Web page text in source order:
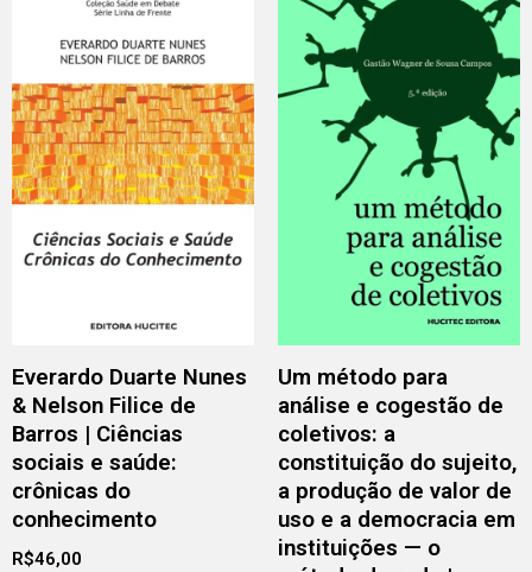
Everardo Duarte Nunes
& Nelson Filice de
Barros | Ciências
sociais e saúde:
crônicas do
conhecimento
R$46,00
Um método para
análise e cogestão de
coletivos: a
constituição do sujeito,
a produção de valor de
uso e a democracia em
instituições — o